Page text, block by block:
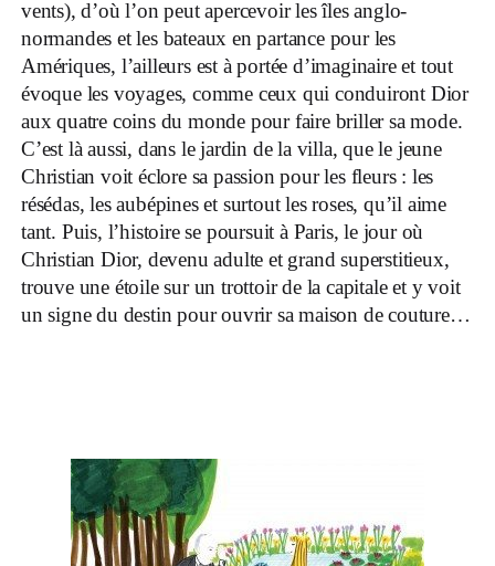
vents), d’où l’on peut apercevoir les îles anglo-
normandes et les bateaux en partance pour les
Amériques, l’ailleurs est à portée d’imaginaire et tout
évoque les voyages, comme ceux qui conduiront Dior
aux quatre coins du monde pour faire briller sa mode.
C’est là aussi, dans le jardin de la villa, que le jeune
Christian voit éclore sa passion pour les fleurs : les
résédas, les aubépines et surtout les roses, qu’il aime
tant. Puis, l’histoire se poursuit à Paris, le jour où
Christian Dior, devenu adulte et grand superstitieux,
trouve une étoile sur un trottoir de la capitale et y voit
un signe du destin pour ouvrir sa maison de couture…